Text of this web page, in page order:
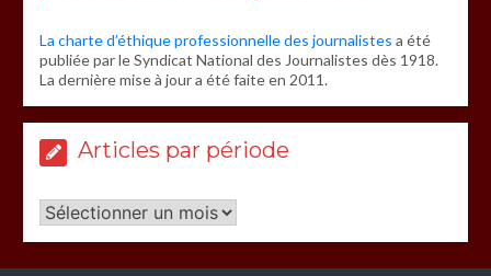
La charte d’éthique professionnelle des journalistes a été
publiée par le Syndicat National des Journalistes dès 1918.
La dernière mise à jour a été faite en 2011.
Articles par période
Articles
par
période